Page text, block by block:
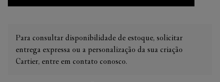
Para consultar disponibilidade de estoque, solicitar
entrega expressa ou a personalização da sua criação
Cartier, entre em contato conosco.